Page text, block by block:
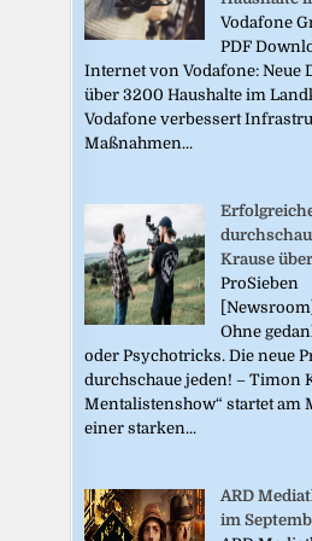
Vodafone
PDF
Internet von Vodafone: Neue
über 3200 Haushalte im
Vodafone verbessert
Maßnahmen...
Krause
ProSieben
Ohne
oder Psychotricks. Die neue
durchschaue jeden! – Timon
Mentalistenshow“ startet am
einer starken...
ARD
im